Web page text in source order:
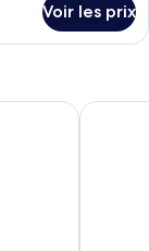
Voir les prix
FH